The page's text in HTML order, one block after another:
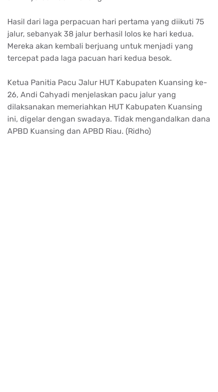
Hasil dari laga perpacuan hari pertama yang diikuti 75
jalur, sebanyak 38 jalur berhasil lolos ke hari kedua.
Mereka akan kembali berjuang untuk menjadi yang
tercepat pada laga pacuan hari kedua besok.
Ketua Panitia Pacu Jalur HUT Kabupaten Kuansing ke-
26, Andi Cahyadi menjelaskan pacu jalur yang
dilaksanakan memeriahkan HUT Kabupaten Kuansing
ini, digelar dengan swadaya. Tidak mengandalkan dana
APBD Kuansing dan APBD Riau. (Ridho)